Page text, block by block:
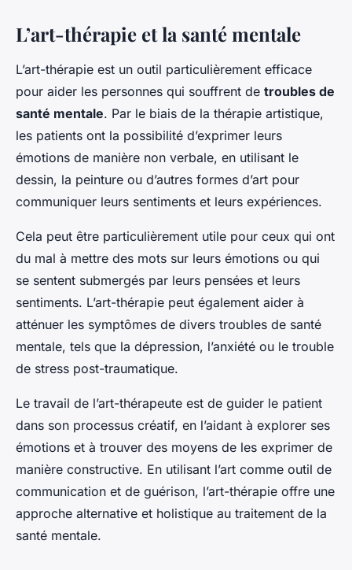
L’art-thérapie et la santé mentale
L’art-thérapie est un outil particulièrement efficace
pour aider les personnes qui souffrent de troubles de
santé mentale. Par le biais de la thérapie artistique,
les patients ont la possibilité d’exprimer leurs
émotions de manière non verbale, en utilisant le
dessin, la peinture ou d’autres formes d’art pour
communiquer leurs sentiments et leurs expériences.
Cela peut être particulièrement utile pour ceux qui ont
du mal à mettre des mots sur leurs émotions ou qui
se sentent submergés par leurs pensées et leurs
sentiments. L’art-thérapie peut également aider à
atténuer les symptômes de divers troubles de santé
mentale, tels que la dépression, l’anxiété ou le trouble
de stress post-traumatique.
Le travail de l’art-thérapeute est de guider le patient
dans son processus créatif, en l’aidant à explorer ses
émotions et à trouver des moyens de les exprimer de
manière constructive. En utilisant l’art comme outil de
communication et de guérison, l’art-thérapie offre une
approche alternative et holistique au traitement de la
santé mentale.